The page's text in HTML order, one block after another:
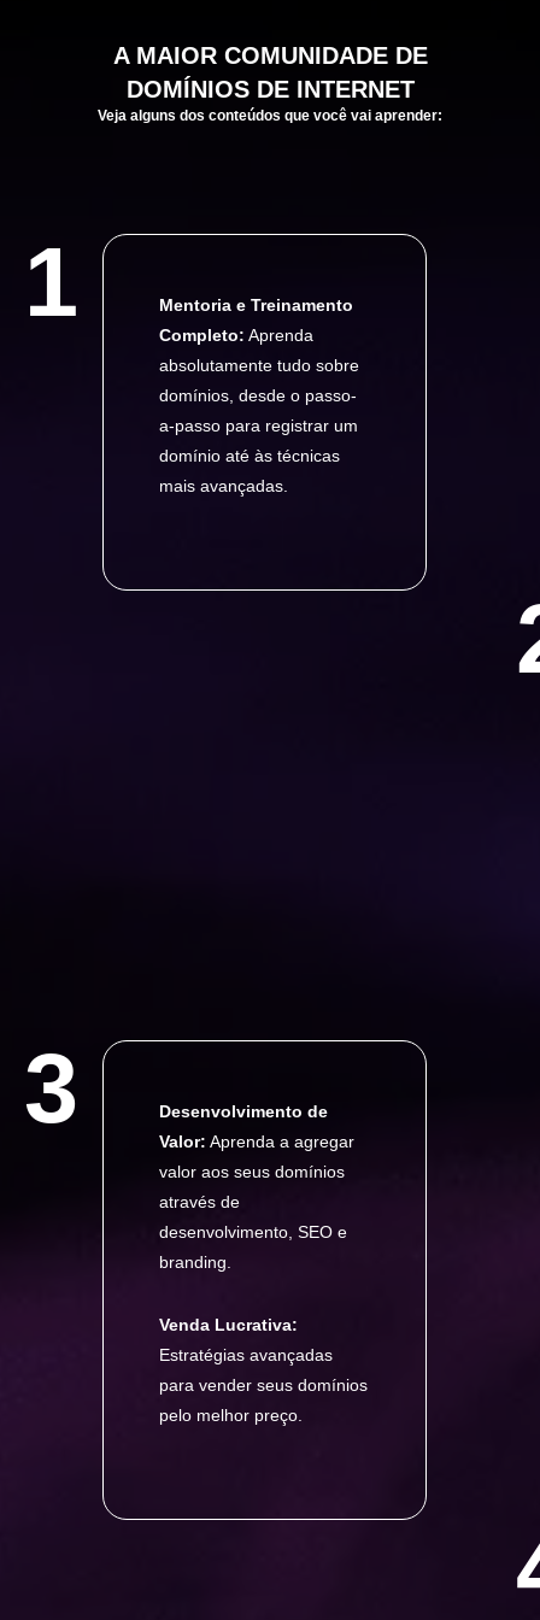
A MAIORCOMUNIDADE DE
DOMÍNIOS DE INTERNET
Veja alguns dos conteúdos que você vai aprender:
1
Mentoria e Treinamento
Completo: Aprenda
absolutamente tudo sobre
domínios, desde o passo-
a-passo para registrar um
domínio até às técnicas
mais avançadas.
3
Desenvolvimento de
Valor: Aprenda a agregar
valor aos seus domínios
através de
desenvolvimento, SEO e
branding.
Venda Lucrativa:
Estratégias avançadas
para vender seus domínios
pelo melhor preço.